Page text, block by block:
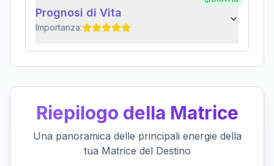
Prognosi di Vita
Importanza:
Riepilogo della Matrice
Una panoramica delle principali energie della
tua Matrice del Destino